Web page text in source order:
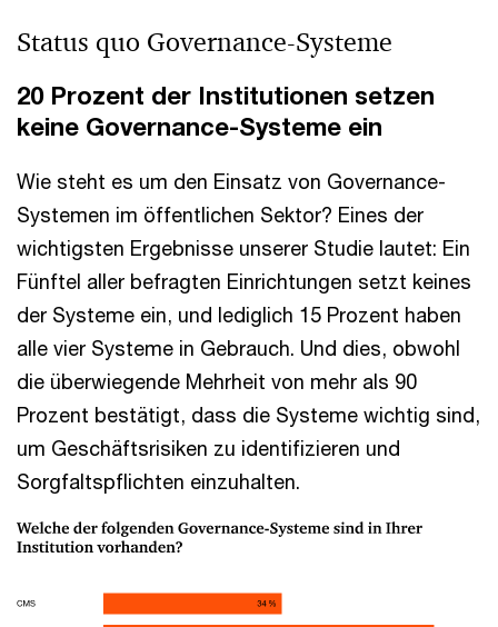
Status quo Governance-Systeme
20 Prozent der Institutionen setzen
keine Governance-Systeme ein
Wie steht es um den Einsatz von Governance-
Systemen im öffentlichen Sektor? Eines der
wichtigsten Ergebnisse unserer Studie lautet: Ein
Fünftel aller befragten Einrichtungen setzt keines
der Systeme ein, und lediglich 15 Prozent haben
alle vier Systeme in Gebrauch. Und dies, obwohl
die überwiegende Mehrheit von mehr als 90
Prozent bestätigt, dass die Systeme wichtig sind,
um Geschäftsrisiken zu identifizieren und
Sorgfaltspflichten einzuhalten.